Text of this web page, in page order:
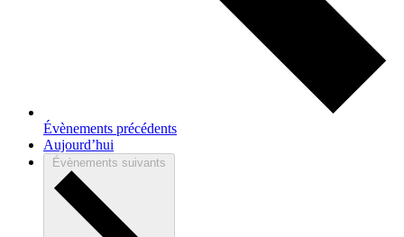
Évènements précédents
Aujourd’hui
Évènements suivants